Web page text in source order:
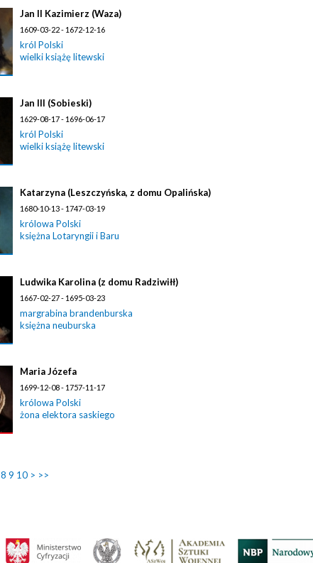
Jan II Kazimierz (Waza)
1609-03-22 - 1672-12-16
król Polski
wielki książę litewski
Jan III (Sobieski)
1629-08-17 - 1696-06-17
król Polski
wielki książę litewski
Katarzyna (Leszczyńska, z domu Opalińska)
1680-10-13 - 1747-03-19
królowa Polski
księżna Lotaryngii i Baru
Ludwika Karolina (z domu Radziwiłł)
1667-02-27 - 1695-03-23
margrabina brandenburska
księżna neuburska
Maria Józefa
1699-12-08 - 1757-11-17
królowa Polski
żona elektora saskiego
8 9 10 > >>